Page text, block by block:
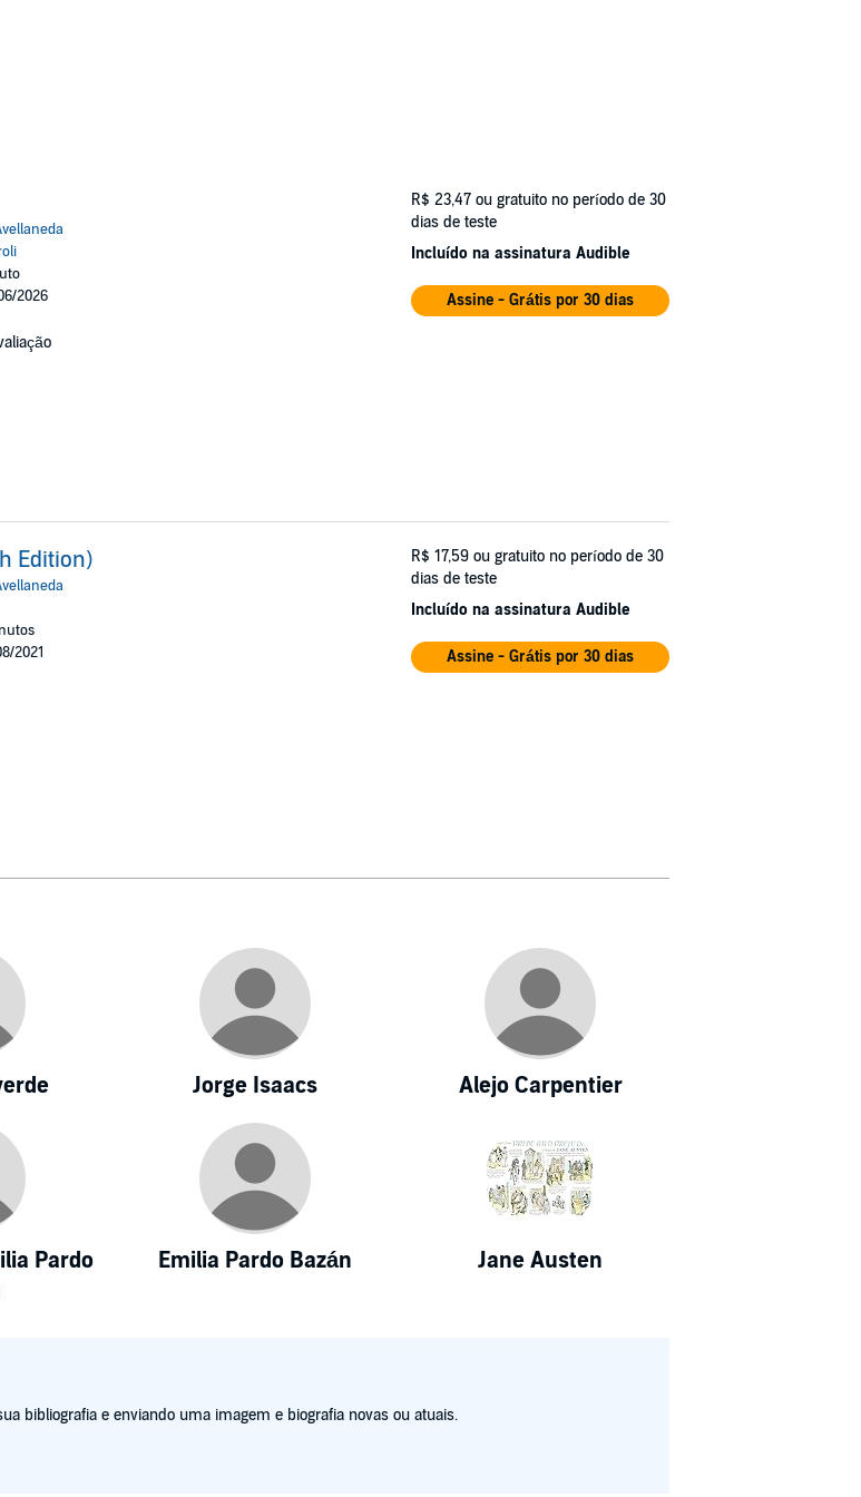
2026
R$ 23,47 ou gratuito no período de 30
dias de teste
Incluído na assinatura Audible
Assine - Grátis por 30 dias
Edition)
2021
R$ 17,59 ou gratuito no período de 30
dias de teste
Incluído na assinatura Audible
Assine - Grátis por 30 dias
Jorge Isaacs Alejo Carpentier
Pardo
Emilia Pardo Bazán Jane Austen
bibliografia e enviando uma imagem e biografia novas ou atuais.